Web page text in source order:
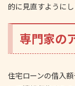
的に見直すようにし
専門家の
住宅ローンの借入